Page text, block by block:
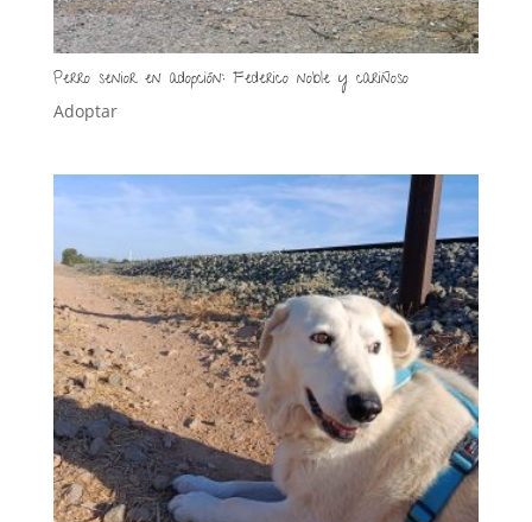
Perro senior en adopción: Federico noble y cariñoso
Adoptar